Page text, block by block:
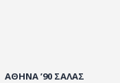
ΑΘΗΝΑ ’90 ΣΑΛΑΣ